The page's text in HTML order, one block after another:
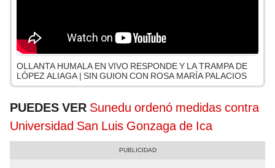
OLLANTA HUMALA EN VIVO RESPONDE Y LA TRAMPA DE
LÓPEZ ALIAGA | SIN GUION CON ROSA MARÍA PALACIOS
PUEDES VER Sunedu ordenó medidas contra
Universidad San Luis Gonzaga de Ica